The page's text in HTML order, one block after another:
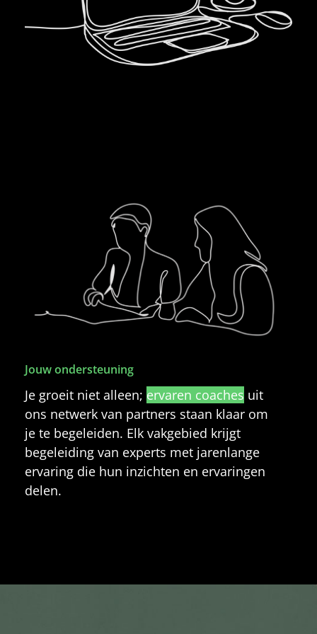
Jouw ondersteuning
Je groeit niet alleen; ervaren coaches uit
ons netwerk van partners staan klaar om
je te begeleiden. Elk vakgebied krijgt
begeleiding van experts met jarenlange
ervaring die hun inzichten en ervaringen
delen.